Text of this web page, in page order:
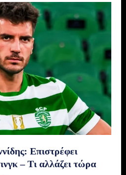
Επιστρέφει
– Τι αλλάζει τώρα